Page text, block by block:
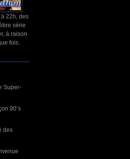
22h, des
série
à raison
fois.
Super-
90’s
des